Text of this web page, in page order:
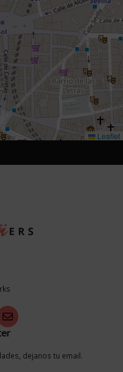
Leaflet
dejanos tu email.